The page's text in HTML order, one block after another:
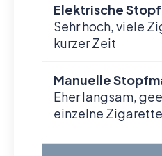
Elektrische
Sehr hoch, viele
kurzer Zeit
Manuelle
Eher langsam,
einzelne